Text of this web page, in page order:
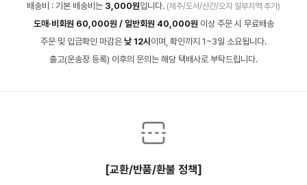
배송비 : 기본 배송비는 3,000원입니다. (제주/도서/산간/오지 일부지역 추가)
도매·비회원 60,000원 / 일반회원 40,000원 이상 주문 시 무료배송
주문 및 입금확인 마감은 낮 12시 이며, 확인까지 1~3일 소요됩니다.
출고(운송장 등록) 이후의 문의는 해당 택배사로 부탁드립니다.
[교환/반품/환불 정책]